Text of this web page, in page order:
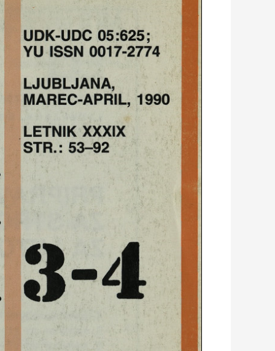
UDK-UDC 05:625;
YU ISSN 0017-2774
LJUBLJANA,
MAREC-APRIL, 1990
LETNIK XXXIX